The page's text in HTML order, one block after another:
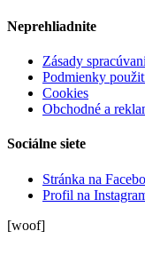
Neprehliadnite
Zásady
Podmienky
Cookies
Obchodné a
Sociálne siete
Stránka na
Profil na
[woof]